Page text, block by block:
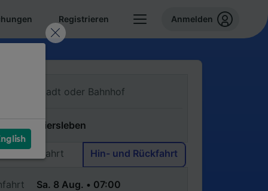
Registrieren Anmelden
Fahrt Hin- und Rückfahrt